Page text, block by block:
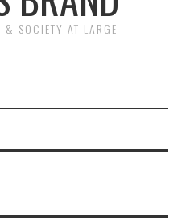
SOCIETY AT LARGE